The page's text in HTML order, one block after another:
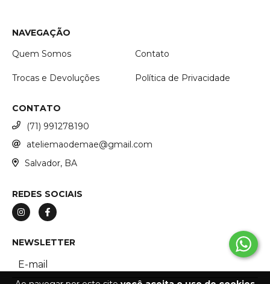
NAVEGAÇÃO
Quem Somos
Contato
Trocas e Devoluções Política de Privacidade
CONTATO
(71) 991278190
ateliemaodemae@gmail.com
Salvador, BA
REDES SOCIAIS
NEWSLETTER